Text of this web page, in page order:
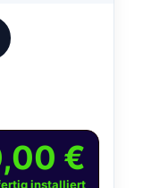
€
installiert